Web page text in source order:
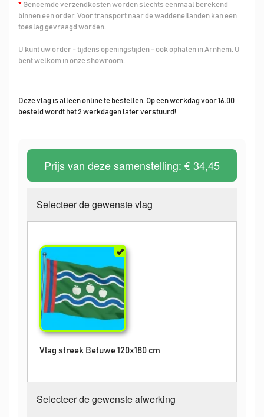
* Genoemde verzendkosten worden slechts eenmaal berekend
binnen een order. Voor transport naar de waddeneilanden kan een
toeslag gevraagd worden.
U kunt uw order - tijdens openingstijden - ook ophalen in Arnhem. U
bent welkom in onze showroom.
Deze vlag is alleen online te bestellen. Op een werkdag voor 16.00
besteld wordt het 2 werkdagen later verstuurd!
Prijs van deze samenstelling: € 34,45
Selecteer de gewenste vlag
Vlag streek Betuwe 120x180 cm
Selecteer de gewenste afwerking